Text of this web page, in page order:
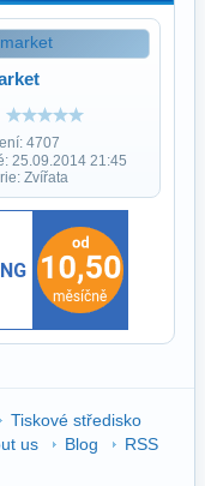
4707
25.09.2014 21:45
Zvířata
Tiskové středisko
us Blog
RSS